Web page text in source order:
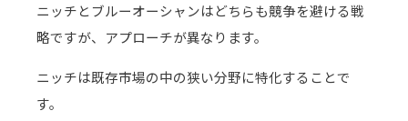
ニッチとブルーオーシャンはどちらも競争を避ける戦
略ですが、アプローチが異なります。
ニッチは既存市場の中の狭い分野に特化することで
す。